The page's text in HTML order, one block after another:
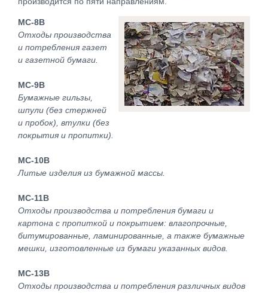
МС-8В
Отходы производства
и потребления газет
и газетной бумаги.
МС-9В
Бумажные гильзы,
шпули (без стержней
и пробок), втулки (без
покрытия и пропитки).
МС-10В
Литые изделия из бумажной массы.
МС-11В
Отходы производства и потребления бумаги и
картона с пропиткой и покрытием: влагопрочные,
битумированные, ламинированные, а также бумажные
мешки, изготовленные из бумаги указанных видов.
МС-13В
Отходы производства и потребления различных видов